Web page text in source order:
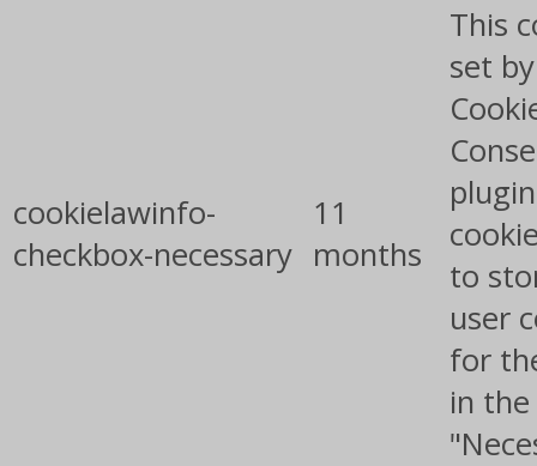
cookielawinfo-
checkbox-necessary
11
months
This
set
to
user
for
in